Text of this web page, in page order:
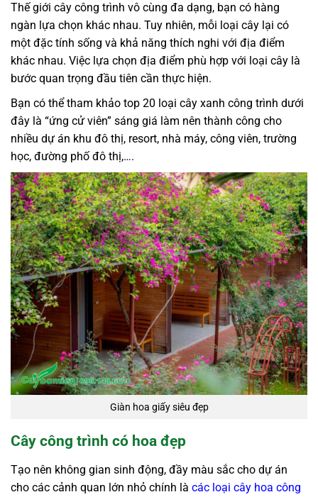
Thế giới cây công trình vô cùng đa dạng, bạn có hàng
ngàn lựa chọn khác nhau. Tuy nhiên, mỗi loại cây lại có
một đặc tính sống và khả năng thích nghi với địa điểm
khác nhau. Việc lựa chọn địa điểm phù hợp với loại cây là
bước quan trọng đầu tiên cần thực hiện.
Bạn có thể tham khảo top 20 loại cây xanh công trình dưới
đây là “ứng cử viên” sáng giá làm nên thành công cho
nhiều dự án khu đô thị, resort, nhà máy, công viên, trường
học, đường phố đô thị,….
Giàn hoa giấy siêu đẹp
Cây công trình có hoa đẹp
Tạo nên không gian sinh động, đầy màu sắc cho dự án
cho các cảnh quan lớn nhỏ chính là các loại cây hoa công